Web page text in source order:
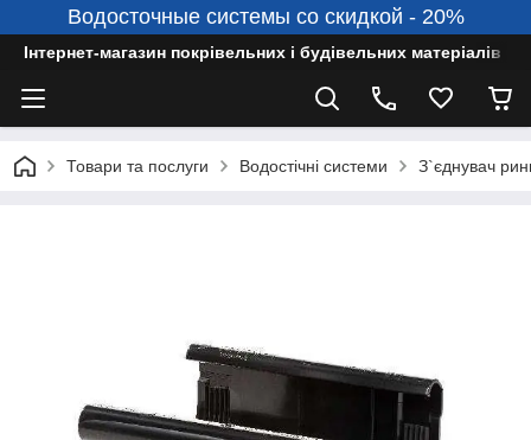
Водосточные системы со скидкой - 20%
Інтернет-магазин покрівельних і будівельних матеріалів
Товари та послуги Водостічні системи З`єднувач